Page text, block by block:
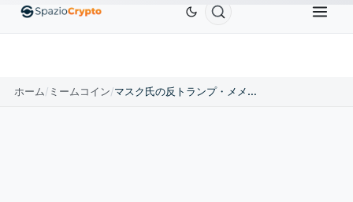
EthereumETH$1,880.58 Tether USDT BNBBNB
ホーム/ ミームコイン/ マスク氏の反トランプ・メメコインが5,300万枚に到達